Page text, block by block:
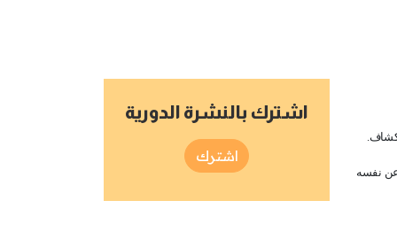
عن نفسه
اشترك بالنشرة الدورية
اشترك